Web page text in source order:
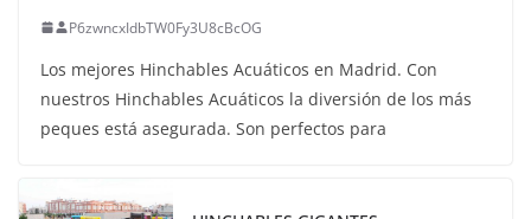
P6zwncxIdbTW0Fy3U8cBcOG
Los mejores Hinchables Acuáticos en Madrid. Con
nuestros Hinchables Acuáticos la diversión de los más
peques está asegurada. Son perfectos para